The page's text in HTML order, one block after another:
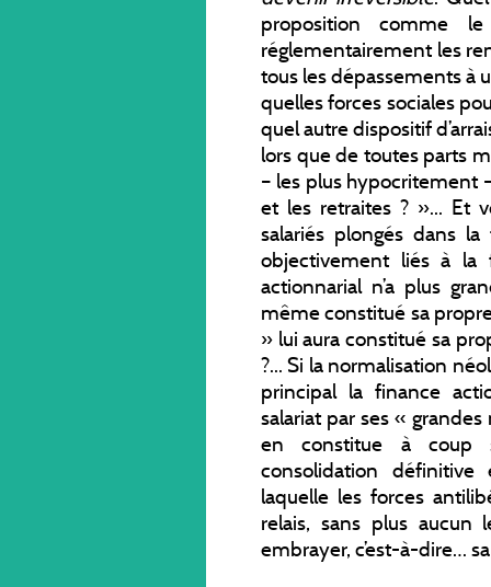
proposition comme
réglementairement les
tous les dépassements à
quelles forces sociales
quel autre dispositif
lors que de toutes parts
– les plus hypocritement
et les retraites ? »... Et
salariés plongés dans
objectivement liés à la
actionnarial n’a plus
même constitué sa
» lui aura constitué sa
?... Si la normalisation
principal la finance
salariat par ses « grandes
en constitue à coup
consolidation
laquelle les forces
relais, sans plus aucun
embrayer, c’est-à-dire…